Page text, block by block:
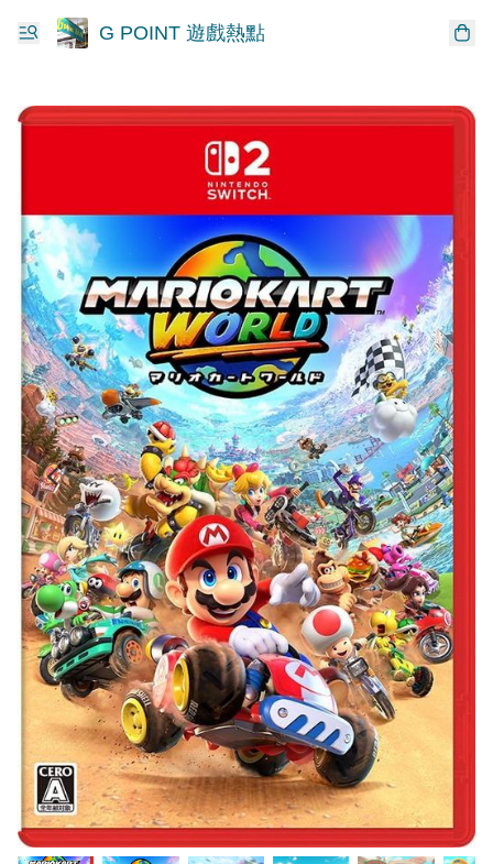
G POINT 遊戲熱點